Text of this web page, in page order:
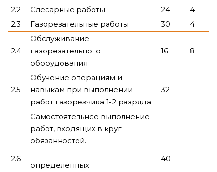
2.2 Слесарные работы 24
4
2.3
Газорезательные работы 30 4
2.4
Обслуживание
газорезательного
оборудования
16 8
2.5
Обучение операциям и
навыкам при выполнении
работ газорезчика 1-2 разряда
32
2.6
Самостоятельное выполнение
работ, входящих в круг
обязанностей.
определенных
40